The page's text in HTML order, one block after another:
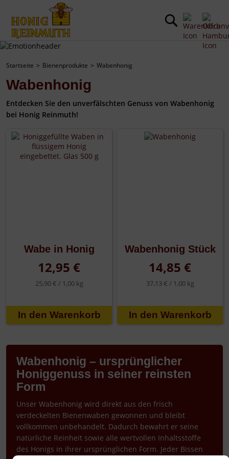
Startseite Bienenprodukte Wabenhonig
Wabenhonig
Entdecken Sie den unverfälschten Genuss von Wabenhonig
bei Honig Reinmuth!
Wabe in Honig
12,95 €
25,90 € / 1,00 kg
Wabenhonig Stück
14,85 €
37,13 € / 1,00 kg
Wabenhonig – ursprünglicher
Honiggenuss in seiner reinsten
Form
Unser Wabenhonig wird direkt aus den frisch
verdeckelten Bienenwaben gewonnen und bleibt
vollkommen unbehandelt. Dadurch bewahrt er seine
natürliche Reinheit sowie alle wertvollen Inhaltsstoffe
des Honigs in ihrer ursprünglichen Form. Jeder Bissen